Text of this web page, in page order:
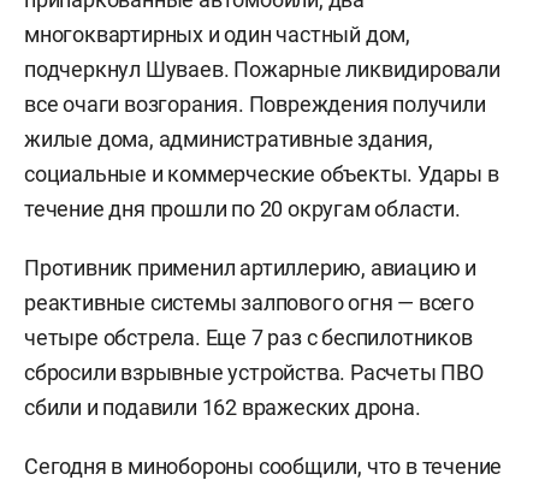
многоквартирных и один частный дом,
подчеркнул Шуваев. Пожарные ликвидировали
все очаги возгорания. Повреждения получили
жилые дома, административные здания,
социальные и коммерческие объекты. Удары в
течение дня прошли по 20 округам области.
Противник применил артиллерию, авиацию и
реактивные системы залпового огня — всего
четыре обстрела. Еще 7 раз с беспилотников
сбросили взрывные устройства. Расчеты ПВО
сбили и подавили 162 вражеских дрона.
Сегодня в минобороны сообщили, что в течение